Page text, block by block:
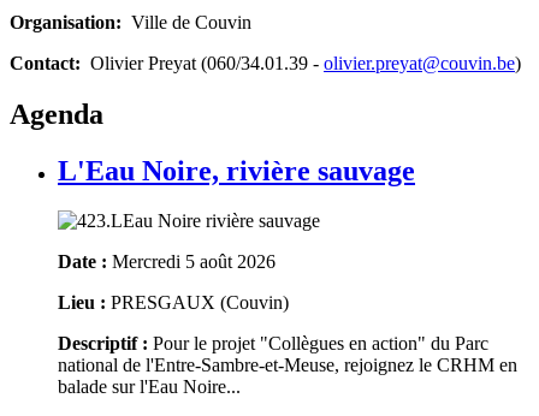
Organisation: Ville de Couvin
Contact: Olivier Preyat (060/34.01.39 - olivier.preyat@couvin.be)
Agenda
L'Eau Noire, rivière sauvage
Date : Mercredi 5 août 2026
Lieu : PRESGAUX (Couvin)
Descriptif : Pour le projet "Collègues en action" du Parc
national de l'Entre-Sambre-et-Meuse, rejoignez le CRHM en
balade sur l'Eau Noire...